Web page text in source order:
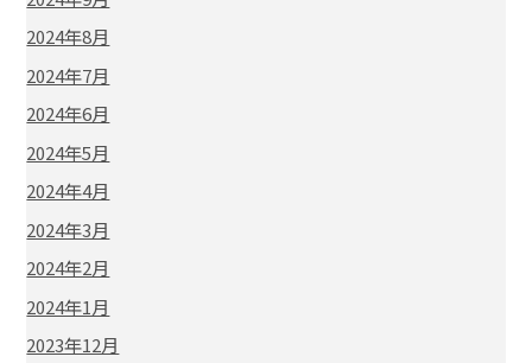
2024年8月
2024年7月
2024年6月
2024年5月
2024年4月
2024年3月
2024年2月
2024年1月
2023年12月